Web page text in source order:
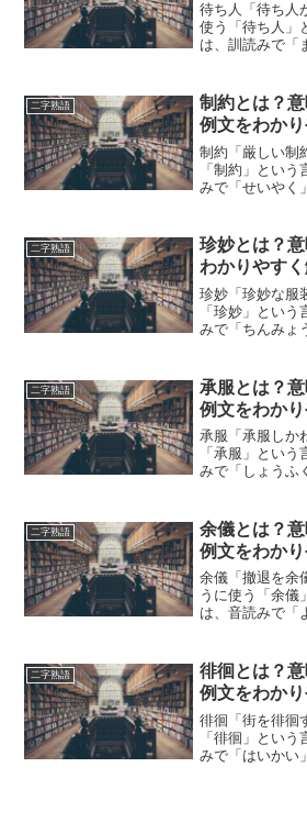
待ち人「待ち人
使う「待ち人」
は、訓読みで「
意味や使い方や
の用例を紹介し
二字熟語
制約とは？
例文をわか
制約「厳しい制
「制約」とい
みで「せいやく
方や類語につい
介しながら、わ
二字熟語
珍妙とは？
わかりやす
珍妙「珍妙な服
「珍妙」とい
みで「ちんみょ
い方について、
て、わかりやす
二字熟語
承服とは？
例文をわか
承服「承服しか
「承服」とい
みで「しょうふ
い方や類語につ
紹介しながら、
二字熟語
余儀とは？
例文をわか
余儀「撤退を余
うに使う「余儀
は、音読みで「
い方や類語につ
紹介しながら、
二字熟語
徘徊とは？
例文をわか
徘徊「街を徘徊
「徘徊」とい
みで「はいかい